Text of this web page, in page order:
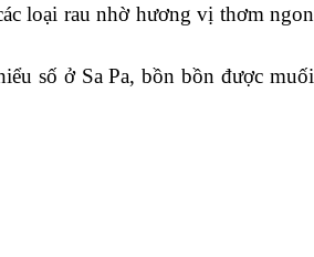
loại rau nhờ hương vị thơm ngon
số ở Sa Pa, bồn bồn được muối